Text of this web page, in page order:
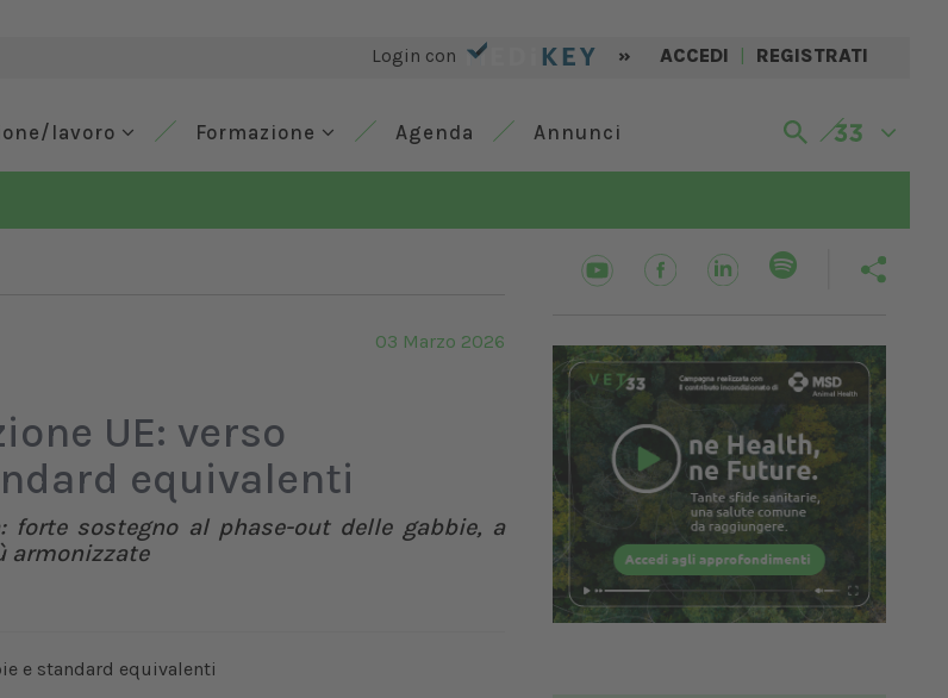
Login con » ACCEDI | REGISTRATI
lavoro Formazione Agenda Annunci
03 Marzo 2026
UE: verso
equivalenti
sostegno al phase-out delle gabbie, a
armonizzate